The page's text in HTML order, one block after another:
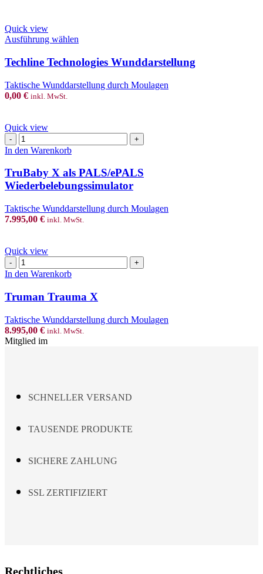
Quick view
Ausführung wählen
has
multiple
variants.
The
chosen
on
page
Techline Technologies Wunddarstellung
Taktische Wunddarstellung durch Moulagen
0,00 € inkl. MwSt.
Quick view
TruBaby
X
PALS/ePALS
Wiederbelebungssimulator
Menge
In den Warenkorb
TruBaby X als PALS/ePALS
Wiederbelebungssimulator
Taktische Wunddarstellung durch Moulagen
7.995,00 € inkl. MwSt.
Quick view
Truman
Trauma
In den Warenkorb
Truman Trauma X
Taktische Wunddarstellung durch Moulagen
8.995,00 € inkl. MwSt.
Mitglied im
SCHNELLER VERSAND
TAUSENDE PRODUKTE
SICHERE ZAHLUNG
SSL ZERTIFIZIERT
Rechtliches